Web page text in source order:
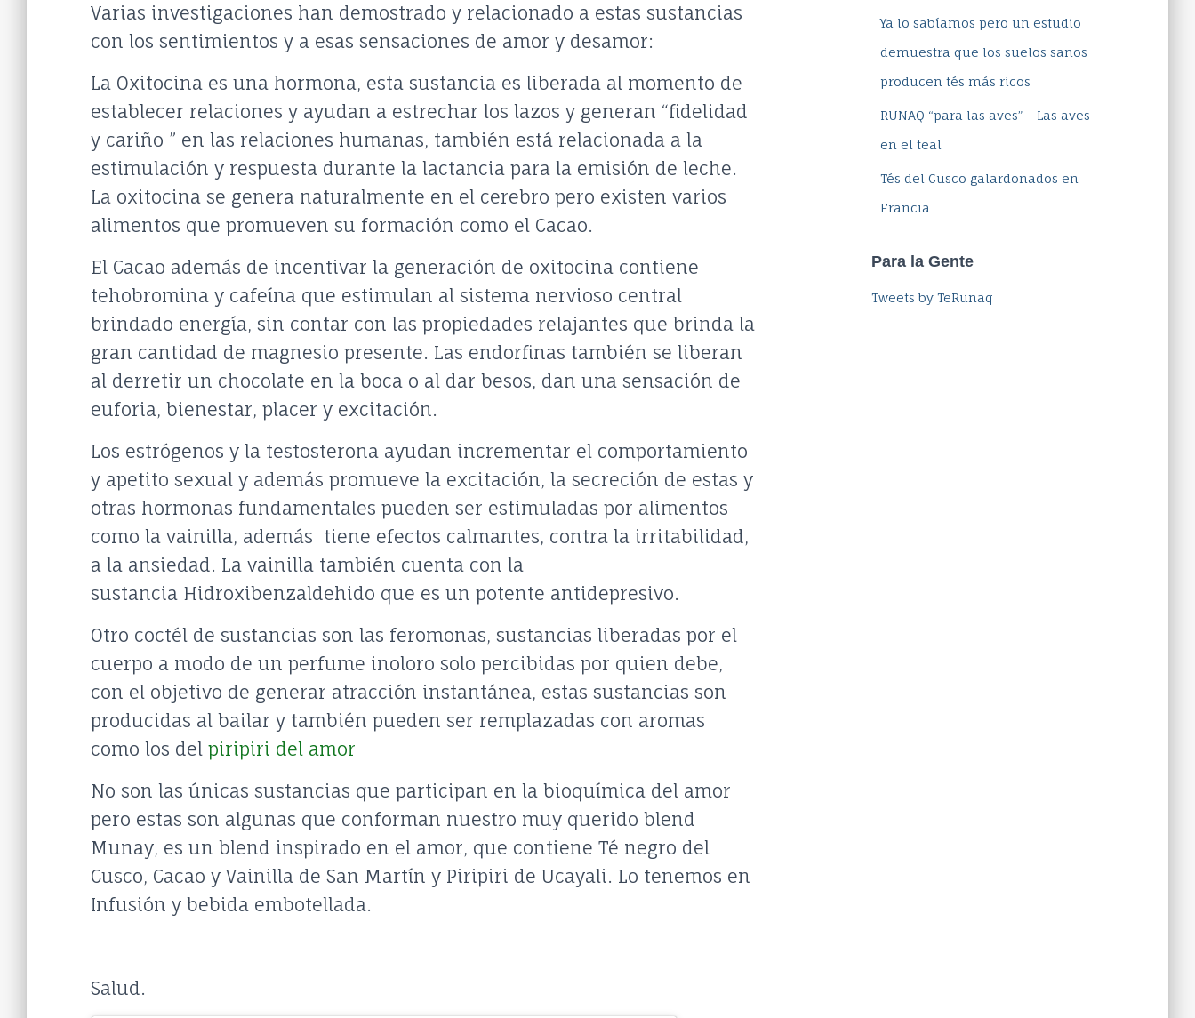
Varias investigaciones han demostrado y relacionado a estas sustancias
con los sentimientos y a esas sensaciones de amor y desamor:
La Oxitocina es una hormona, esta sustancia es liberada al momento de
establecer relaciones y ayudan a estrechar los lazos y generan “fidelidad
y cariño ” en las relaciones humanas, también está relacionada a la
estimulación y respuesta durante la lactancia para la emisión de leche.
La oxitocina se genera naturalmente en el cerebro pero existen varios
alimentos que promueven su formación como el Cacao.
El Cacao además de incentivar la generación de oxitocina contiene
tehobromina y cafeína que estimulan al sistema nervioso central
brindado energía, sin contar con las propiedades relajantes que brinda la
gran cantidad de magnesio presente. Las endorfinas también se liberan
al derretir un chocolate en la boca o al dar besos, dan una sensación de
euforia, bienestar, placer y excitación.
Los estrógenos y la testosterona ayudan incrementar el comportamiento
y apetito sexual y además promueve la excitación, la secreción de estas y
otras hormonas fundamentales pueden ser estimuladas por alimentos
como la vainilla, además tiene efectos calmantes, contra la irritabilidad,
a la ansiedad. La vainilla también cuenta con la
sustancia Hidroxibenzaldehido que es un potente antidepresivo.
Otro coctél de sustancias son las feromonas, sustancias liberadas por el
cuerpo a modo de un perfume inoloro solo percibidas por quien debe,
con el objetivo de generar atracción instantánea, estas sustancias son
producidas al bailar y también pueden ser remplazadas con aromas
como los del piripiri del amor
No son las únicas sustancias que participan en la bioquímica del amor
pero estas son algunas que conforman nuestro muy querido blend
Munay, es un blend inspirado en el amor, que contiene Té negro del
Cusco, Cacao y Vainilla de San Martín y Piripiri de Ucayali. Lo tenemos en
Infusión y bebida embotellada.
Salud.
Ya lo sabíamos pero un estudio
demuestra que los suelos sanos
producen tés más ricos
RUNAQ “para las aves” – Las aves
en el teal
Tés del Cusco galardonados en
Francia
Para la Gente
Tweets by TeRunaq